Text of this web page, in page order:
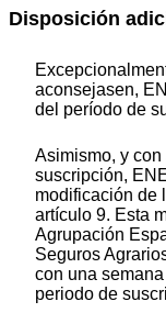
Disposición
aconsejasen,
del período de
Asimismo, y
suscripción,
modificación de
artículo 9. Esta
Agrupación
Seguros
con una
periodo de